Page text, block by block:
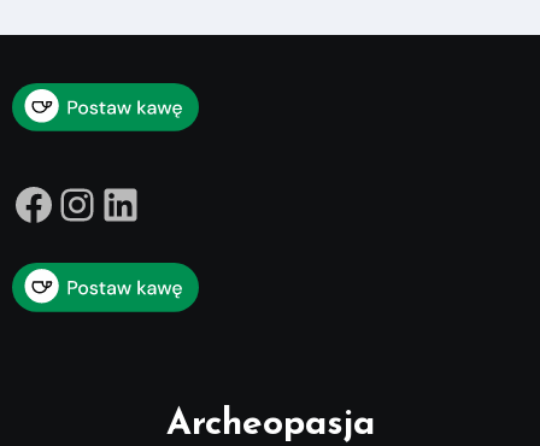
Facebook
Instagram
LinkedIn
Archeopasja